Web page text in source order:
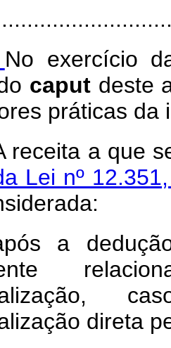
No exercício
caput deste
práticas da
receita a que
Lei nº
a
direta